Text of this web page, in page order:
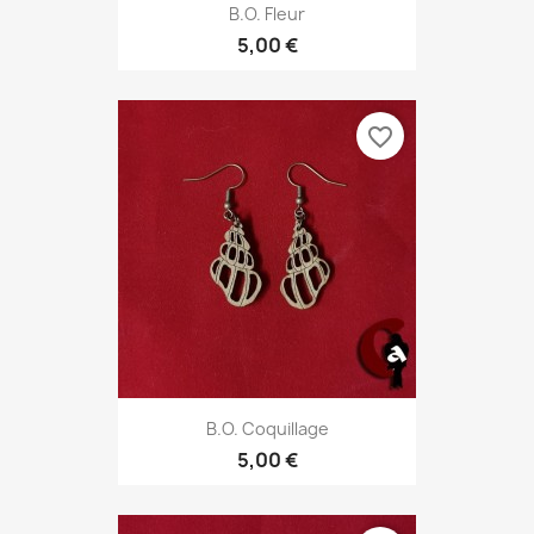
B.O. Fleur
5,00 €
B.O. Coquillage
5,00 €
favorite_border